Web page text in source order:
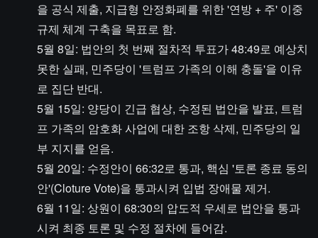
을 공식 제출, 지급형 안정화폐를 위한 '연방 + 주' 이중
규제 체계 구축을 목표로 함.
5월 8일: 법안의 첫 번째 절차적 투표가 48:49로 예상치
못한 실패, 민주당이 '트럼프 가족의 이해 충돌'을 이유
로 집단 반대.
5월 15일: 양당이 긴급 협상, 수정된 법안을 발표, 트럼
프 가족의 암호화 사업에 대한 조항 삭제, 민주당의 일
부 지지를 얻음.
5월 20일: 수정안이 66:32로 통과, 핵심 '토론 종료 동의
안'(Cloture Vote)을 통과시켜 입법 장애물 제거.
6월 11일: 상원이 68:30의 압도적 우세로 법안을 통과
시켜 최종 토론 및 수정 절차에 들어감.